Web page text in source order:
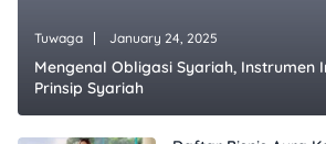
Tuwaga January 24, 2025
Mengenal Obligasi Syariah, Instrumen
Prinsip Syariah